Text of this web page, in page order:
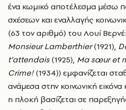
ένα κωμικό αποτέλεσμα μέσω
σχέσεων και εναλλαγής
(63 τον αριθμό) του Λουί
Monsieur Lamberthier(1921),
t’attendais(1925), Ma sœur et
Crime!(1934)) εμφανίζεται
ανάμεσα στην κοινωνική
η πλοκή βασίζεται σε